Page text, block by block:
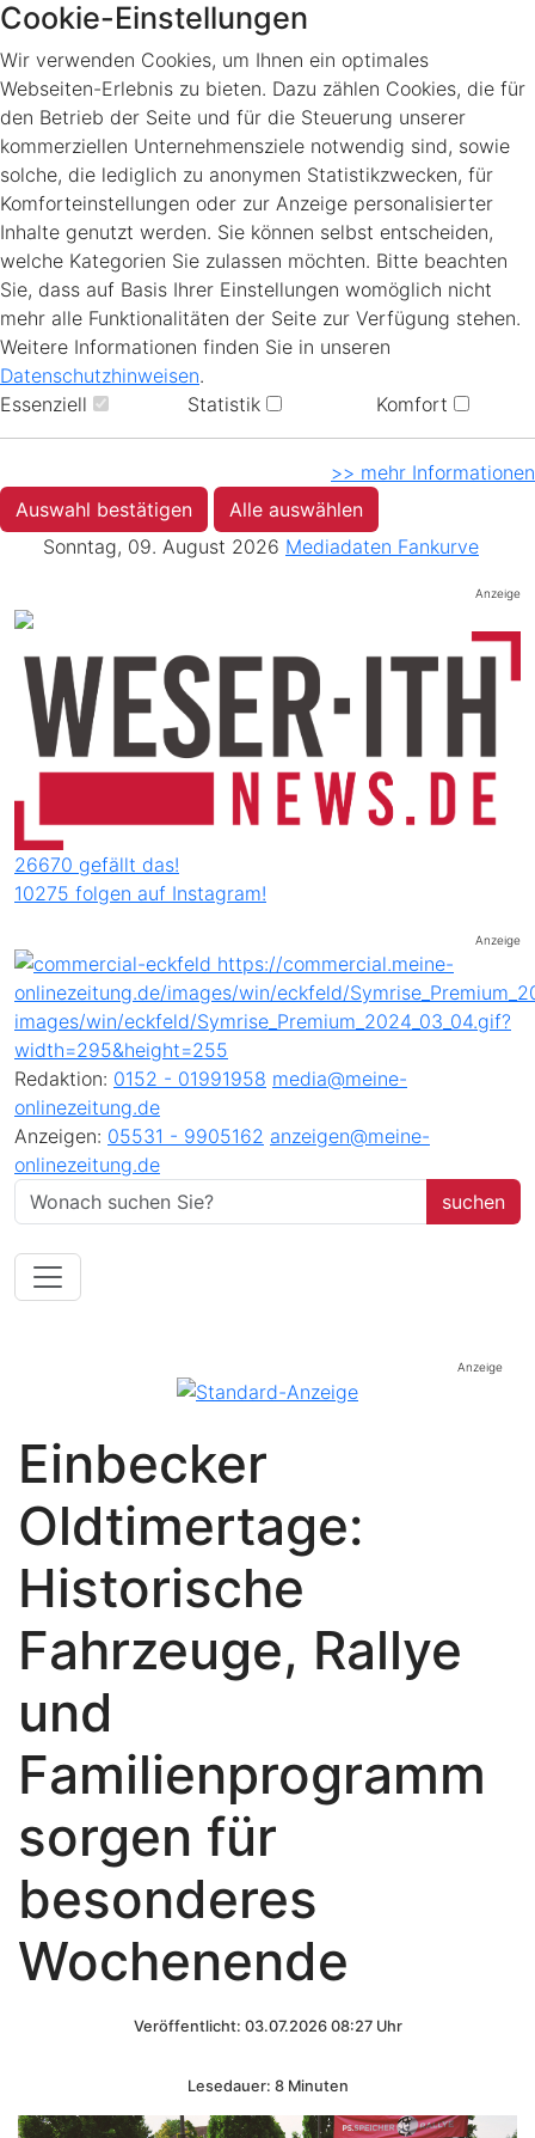
Cookie-Einstellungen
Wir verwenden Cookies, um Ihnen ein optimales
Webseiten-Erlebnis zu bieten. Dazu zählen Cookies, die für
den Betrieb der Seite und für die Steuerung unserer
kommerziellen Unternehmensziele notwendig sind, sowie
solche, die lediglich zu anonymen Statistikzwecken, für
Komforteinstellungen oder zur Anzeige personalisierter
Inhalte genutzt werden. Sie können selbst entscheiden,
welche Kategorien Sie zulassen möchten. Bitte beachten
Sie, dass auf Basis Ihrer Einstellungen womöglich nicht
mehr alle Funktionalitäten der Seite zur Verfügung stehen.
Weitere Informationen finden Sie in unseren
Datenschutzhinweisen.
Essenziell
Statistik Komfort
>> mehr Informationen
Auswahl bestätigen
Alle auswählen
Sonntag, 09. August 2026 Mediadaten Fankurve
Anzeige
26670 gefällt das!
10275 folgen auf Instagram!
Anzeige
Redaktion: 0152 - 01991958 media@meine-
onlinezeitung.de
Anzeigen: 05531 - 9905162 anzeigen@meine-
onlinezeitung.de
Anzeige
Einbecker
Oldtimertage:
Historische
Fahrzeuge, Rallye
und
Familienprogramm
sorgen für
besonderes
Wochenende
Veröffentlicht: 03.07.2026 08:27 Uhr
Lesedauer: 8 Minuten